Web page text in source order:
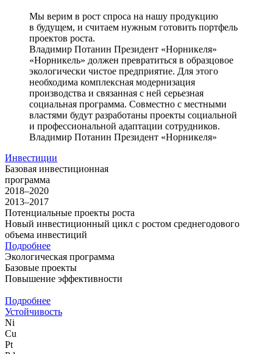
Мы верим в рост спроса на нашу продукцию
в будущем, и считаем нужным готовить портфель
проектов роста.
Владимир Потанин Президент «Норникеля»
«Норникель» должен превратиться в образцовое
экологически чистое предприятие. Для этого
необходима комплексная модернизация
производства и связанная с ней серьезная
социальная программа. Совместно с местными
властями будут разработаны проекты социальной
и профессиональной адаптации сотрудников.
Владимир Потанин Президент «Норникеля»
Инвестиции
Базовая инвестиционная
программа
2018–2020
2013–2017
Потенциальные проекты роста
Новый инвестиционный цикл с ростом среднегодового
объема инвестиций
Подробнее
Экологическая программа
Базовые проекты
Повышение эффективности
Подробнее
Устойчивость
Ni
Cu
Pt